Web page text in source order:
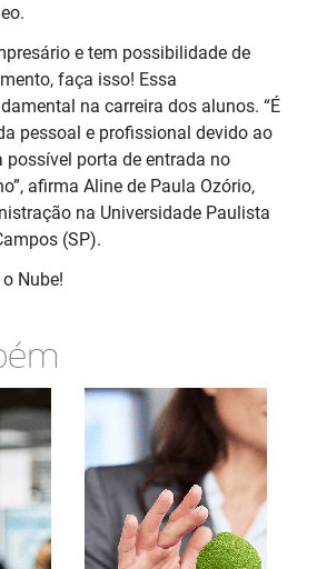
e tem possibilidade de
faça isso! Essa
na carreira dos alunos. “É
pessoal e profissional devido ao
possível porta de entrada no
afirma Aline de Paula Ozório,
na Universidade Paulista
(SP).
Nube!